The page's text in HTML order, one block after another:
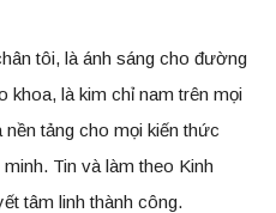
tôi, là ánh sáng cho đường
khoa, là kim chỉ nam trên mọi
tảng cho mọi kiến thức
Tin và làm theo Kinh
tâm linh thành công.